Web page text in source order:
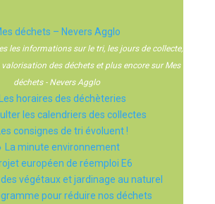
déchets – Nevers Agglo
les informations sur le tri, les jours de collecte,
valorisation des déchets et plus encore sur Mes
déchets - Nevers Agglo
horaires des déchèteries
les calendriers des collectes
consignes de tri évoluent !
La minute environnement
européen de réemploi E6
végétaux et jardinage au naturel
pour réduire nos déchets